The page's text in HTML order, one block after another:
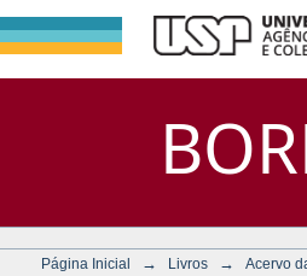
Página Inicial → Livros → Acervo